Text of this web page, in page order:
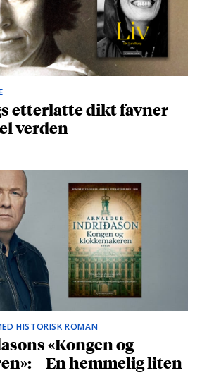
etterlatte dikt favner
verden
HISTORISK ROMAN
«Kongen og
– En hemmelig liten